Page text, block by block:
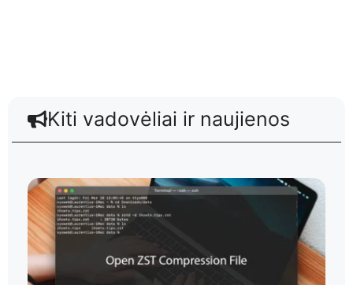
Kiti vadovėliai ir naujienos